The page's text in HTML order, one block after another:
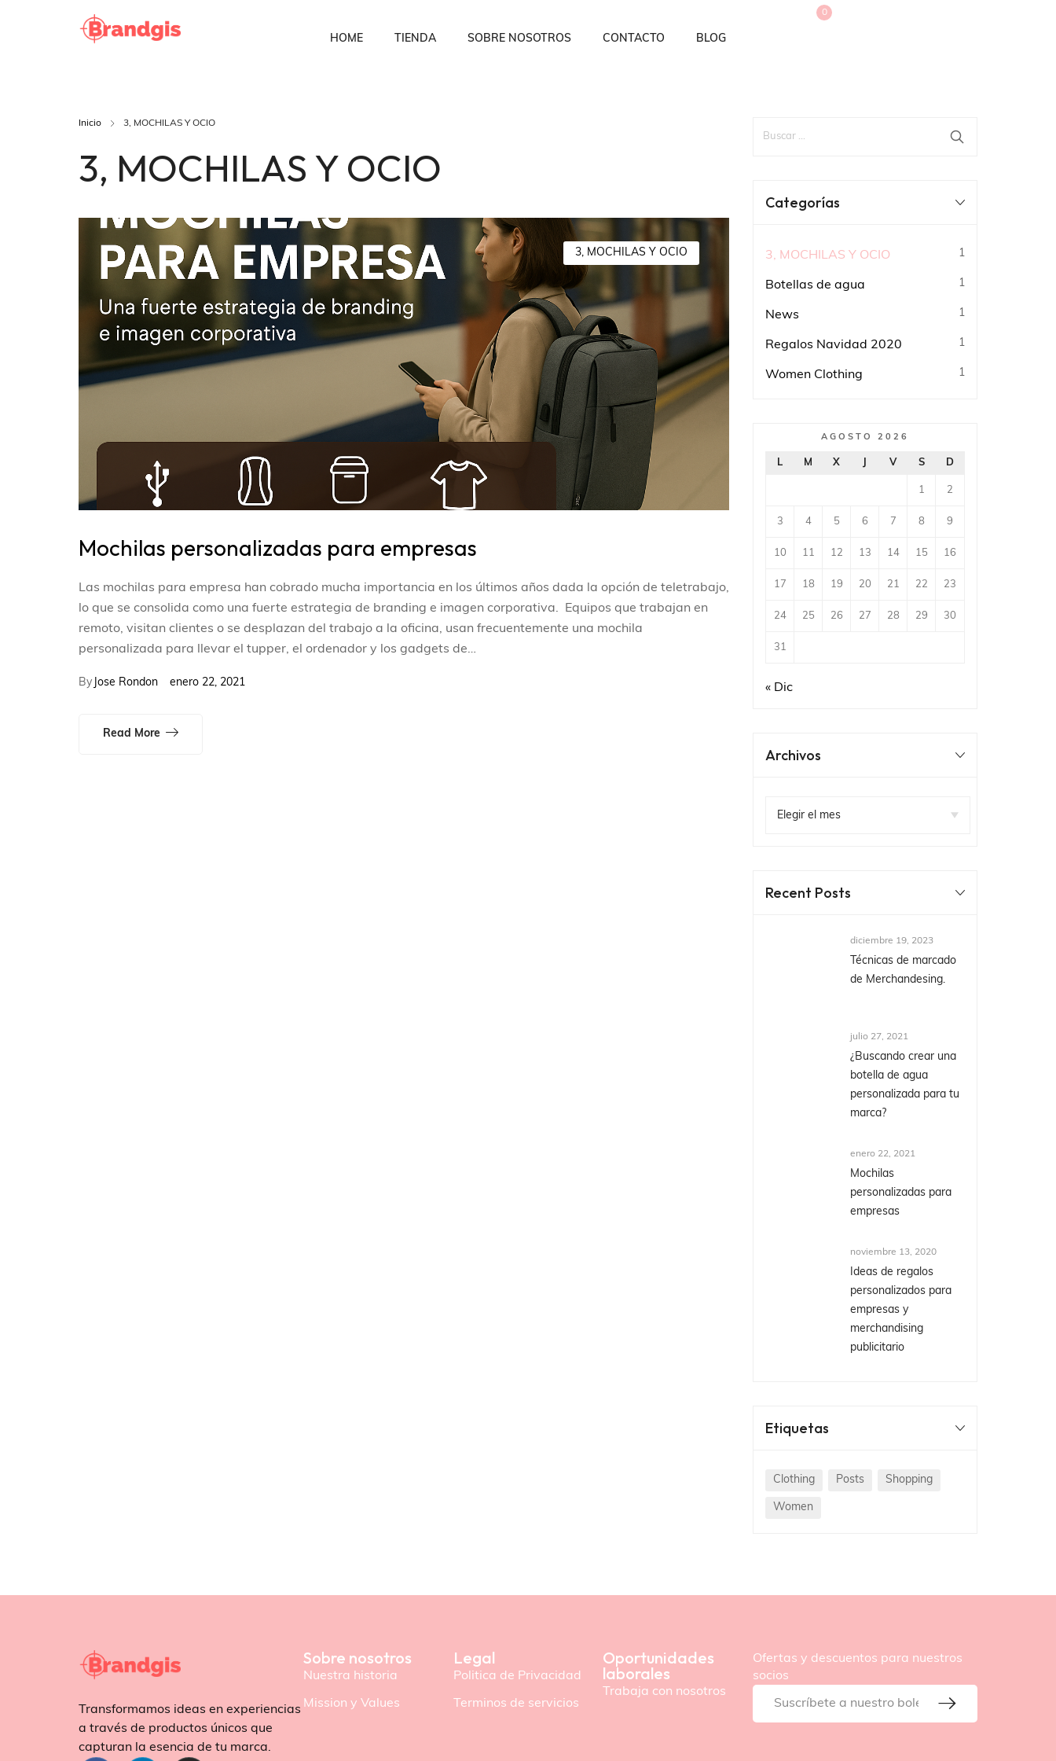
HOME TIENDA SOBRE NOSOTROS CONTACTO BLOG
0
Inicio 3, MOCHILAS Y OCIO
3, MOCHILAS Y OCIO
3, MOCHILAS Y OCIO
Mochilas personalizadas para empresas
Las mochilas para empresa han cobrado mucha importancia en los últimos años dada la opción de teletrabajo,
lo que se consolida como una fuerte estrategia de branding e imagen corporativa. Equipos que trabajan en
remoto, visitan clientes o se desplazan del trabajo a la oficina, usan frecuentemente una mochila
personalizada para llevar el tupper, el ordenador y los gadgets de…
By Jose Rondon enero 22, 2021
Read More
Categorías
3, MOCHILAS Y OCIO 1
Botellas de agua 1
News 1
Regalos Navidad 2020 1
Women Clothing 1
AGOSTO 2026
L M X V S D
1 2
3 4 5 6 7 8 9
10 11 12 13 14 15 16
17 18 19 20 21 22 23
24 25 26 27 28 29 30
31
« Dic
Archivos
Recent Posts
diciembre 19, 2023
Técnicas de marcado
de Merchandesing.
julio 27, 2021
¿Buscando crear una
botella de agua
personalizada para tu
marca?
enero 22, 2021
Mochilas
personalizadas para
empresas
noviembre 13, 2020
Ideas de regalos
personalizados para
empresas y
merchandising
publicitario
Etiquetas
Clothing Posts Shopping
Women
Transformamos ideas en experiencias
a través de productos únicos que
capturan la esencia de tu marca.
Sobre nosotros
Nuestra historia
Mission y Values
Legal
Politica de Privacidad
Terminos de servicios
Oportunidades
laborales
Trabaja con nosotros
Ofertas y descuentos para nuestros
socios